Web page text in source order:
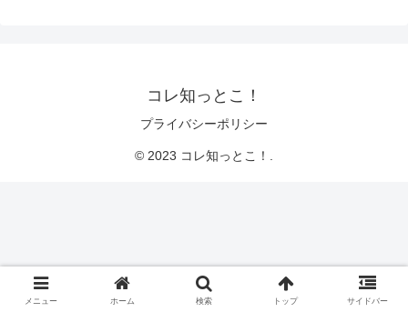
コレ知っとこ！
プライバシーポリシー
© 2023 コレ知っとこ！.
メニュー ホーム 検索 トップ サイドバー